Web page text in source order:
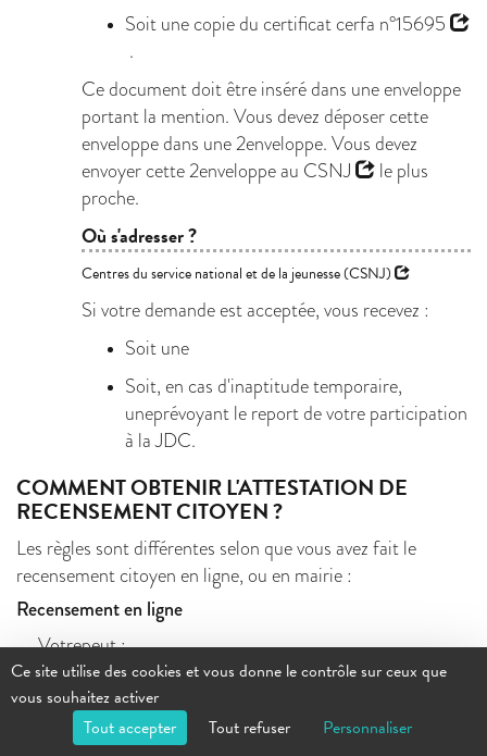
Soit une copie du certificat cerfa n°15695
.
Ce document doit être inséré dans une enveloppe
portant la mention. Vous devez déposer cette
enveloppe dans une 2enveloppe. Vous devez
envoyer cette 2enveloppe au CSNJ
le plus
proche.
Où s'adresser ?
Centres du service national et de la jeunesse (CSNJ)
Si votre demande est acceptée, vous recevez :
Soit une
Soit, en cas d'inaptitude temporaire,
uneprévoyant le report de votre participation
à la JDC.
COMMENT OBTENIR L'ATTESTATION DE
RECENSEMENT CITOYEN ?
Les règles sont différentes selon que vous avez fait le
recensement citoyen en ligne, ou en mairie :
Recensement en ligne
Votrepeut :
Soit se trouver dans le porte-document de votre
compte personnel en ligne
Soit vous être envoyée par la mairie, par courrier et
Ce site utilise des cookies et vous donne le contrôle sur ceux que
vous souhaitez activer
Tout accepter
Tout refuser Personnaliser